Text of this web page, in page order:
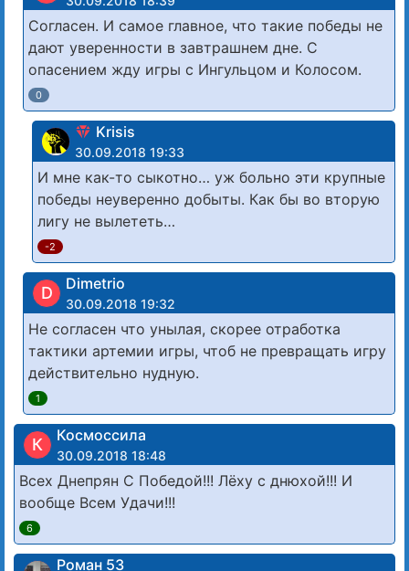
Согласен. И самое главное, что такие победы не
дают уверенности в завтрашнем дне. С
опасением жду игры с Ингульцом и Колосом.
0
Krisis
30.09.2018 19:33
И мне как-то сыкотно… уж больно эти крупные
победы неуверенно добыты. Как бы во вторую
лигу не вылететь…
-2
D Dimetrio
30.09.2018 19:32
Не согласен что унылая, скорее отработка
тактики артемии игры, чтоб не превращать игру
действительно нудную.
1
К Космоссила
30.09.2018 18:48
Всех Днепрян С Победой!!! Лёху с днюхой!!! И
вообще Всем Удачи!!!
6
Роман 53